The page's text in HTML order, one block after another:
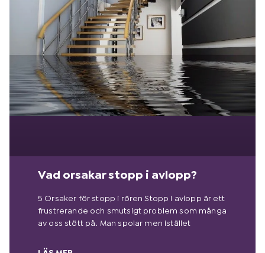
Vad orsakar stopp i avlopp?
5 Orsaker för stopp i rören Stopp i avlopp är ett
frustrerande och smutsigt problem som många
av oss stött på. Man spolar men istället